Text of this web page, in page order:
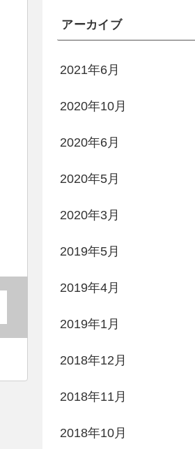
アーカイブ
2021年6月
2020年10月
2020年6月
2020年5月
2020年3月
2019年5月
2019年4月
2019年1月
2018年12月
2018年11月
2018年10月